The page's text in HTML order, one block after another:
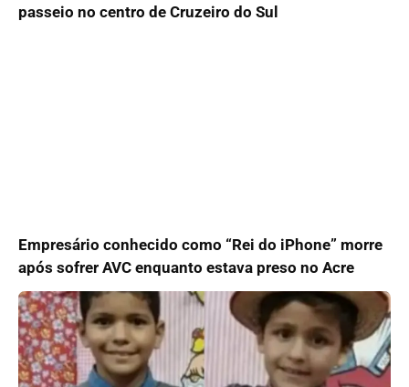
passeio no centro de Cruzeiro do Sul
Empresário conhecido como “Rei do iPhone” morre
após sofrer AVC enquanto estava preso no Acre